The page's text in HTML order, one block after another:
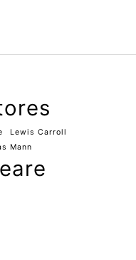
Lewis Carroll
Mann